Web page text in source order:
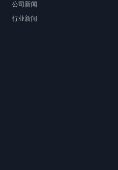
公司新闻
行业新闻